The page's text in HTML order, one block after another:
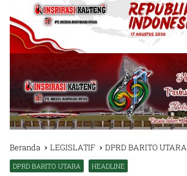
Beranda LEGISLATIF DPRD BARITO UTARA
DPRD BARITO UTARA HEADLINE